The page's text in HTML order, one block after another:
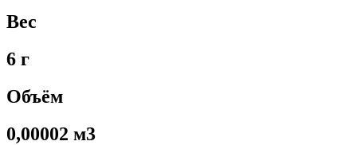
Вес
6 г
Объём
0,00002 м3